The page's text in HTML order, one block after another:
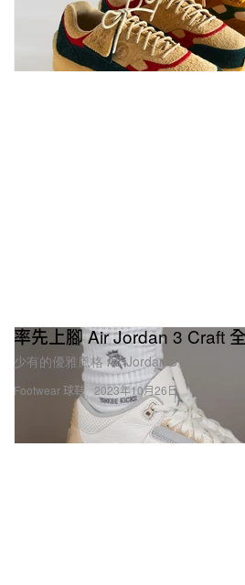
Footwear 球鞋
率先上腳 Air Jordan 3 Craft
少有的優雅風格 Air Jordan 3。
2023年10月26日